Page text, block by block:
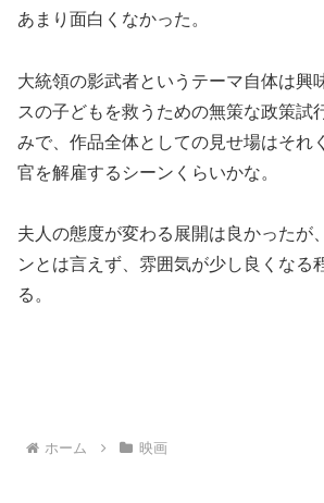
あまり面白くなかった。
大統領の影武者というテーマ自体は興
スの子どもを救うための無策な政策試
みで、作品全体としての見せ場はそれ
官を解雇するシーンくらいかな。
夫人の態度が変わる展開は良かったが
ンとは言えず、雰囲気が少し良くなる
る。
ホーム 映画